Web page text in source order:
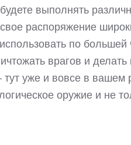
выполнять
распоряжение
по большей
врагов и делать
уже и вовсе в вашем
оружие и не